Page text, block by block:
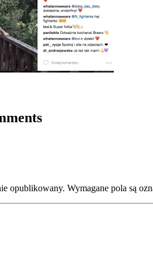
opublikowany. Wymagane pola są